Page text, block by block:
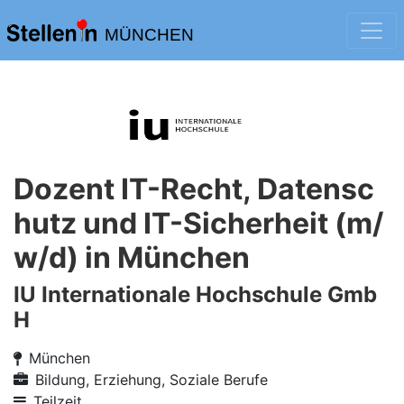
MÜNCHEN
Dozent IT-Recht, Datensc
hutz und IT-Sicherheit (m/
w/d) in München
IU Internationale Hochschule Gmb
H
München
Bildung, Erziehung, Soziale Berufe